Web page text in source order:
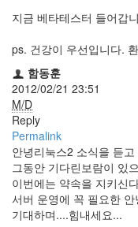
지금 베타테스터 들어갑
ps. 건강이 우선입니다.
함동훈
2012/02/21 23:51
M/D
Reply
Permalink
안녕리눅스2 소식을 듣
그동안 기다린보람이 있
이번에는 약속을 지키신
서버 운영에 꼭 필요한
기대하며....힘내세요...
9V
6F22
전
지
방
전...
by
김
정
균
하